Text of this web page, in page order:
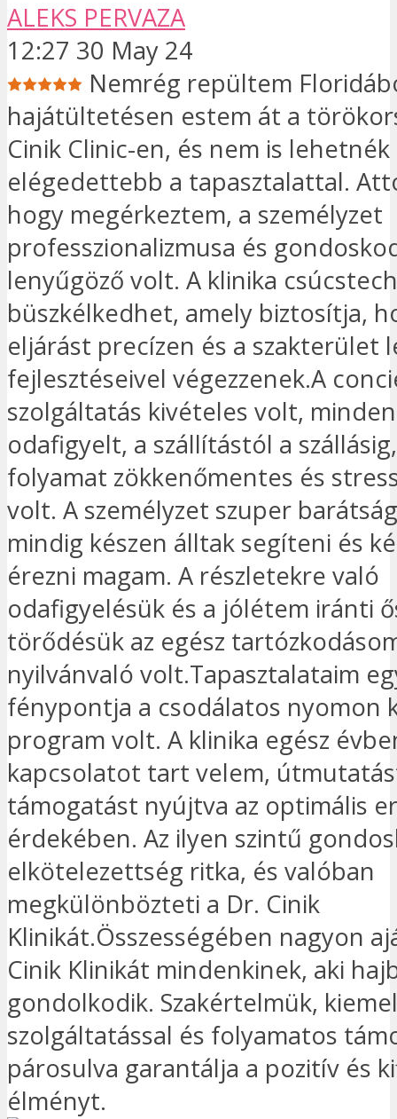
ALEKS PERVAZA
12:27 30 May 24
Nemrég repültem
hajátültetésen estem át a
Cinik Clinic-en, és nem is lehetnék
elégedettebb a tapasztalattal.
hogy megérkeztem, a személyzet
professzionalizmusa és
lenyűgöző volt. A klinika
büszkélkedhet, amely biztosítja,
eljárást precízen és a szakterület
fejlesztéseivel végezzenek.A
szolgáltatás kivételes volt,
odafigyelt, a szállítástól a
folyamat zökkenőmentes és
volt. A személyzet szuper
mindig készen álltak segíteni és
érezni magam. A részletekre való
odafigyelésük és a jólétem iránti
törődésük az egész
nyilvánvaló volt.Tapasztalataim
fénypontja a csodálatos nyomon
program volt. A klinika egész
kapcsolatot tart velem,
támogatást nyújtva az optimális
érdekében. Az ilyen szintű
elkötelezettség ritka, és valóban
megkülönbözteti a Dr. Cinik
Klinikát.Összességében nagyon
Cinik Klinikát mindenkinek, aki
gondolkodik. Szakértelmük,
szolgáltatással és folyamatos
párosulva garantálja a pozitív és
élményt.